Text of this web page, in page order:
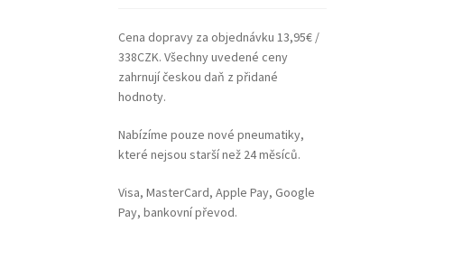
Cena dopravy za objednávku 13,95€ /
338CZK. Všechny uvedené ceny
zahrnují českou daň z přidané
hodnoty.
Nabízíme pouze nové pneumatiky,
které nejsou starší než 24 měsíců.
Visa, MasterCard, Apple Pay, Google
Pay, bankovní převod.